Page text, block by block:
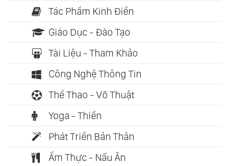
Tác Phẩm Kinh Điển
Giáo Dục - Đào Tạo
Tài Liệu - Tham Khảo
Công Nghệ Thông Tin
Thể Thao - Võ Thuật
Yoga - Thiền
Phát Triển Bản Thân
Ẩm Thực - Nấu Ăn